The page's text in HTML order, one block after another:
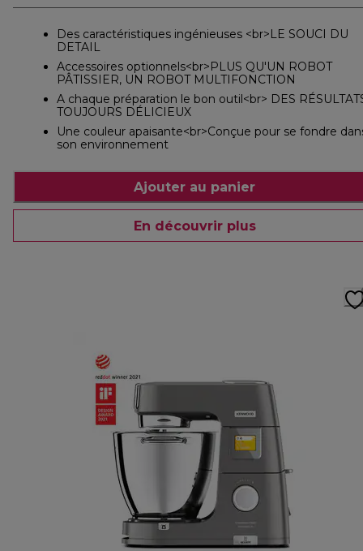
Des caractéristiques ingénieuses <br>LE SOUCI DU
DETAIL
Accessoires optionnels<br>PLUS QU'UN ROBOT
PÂTISSIER, UN ROBOT MULTIFONCTION
A chaque préparation le bon outil<br> DES
TOUJOURS DÉLICIEUX
Une couleur apaisante<br>Conçue pour se fondre
son environnement
Ajouter au panier
En découvrir plus